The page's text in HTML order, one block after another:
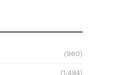
(980)
(1.494)